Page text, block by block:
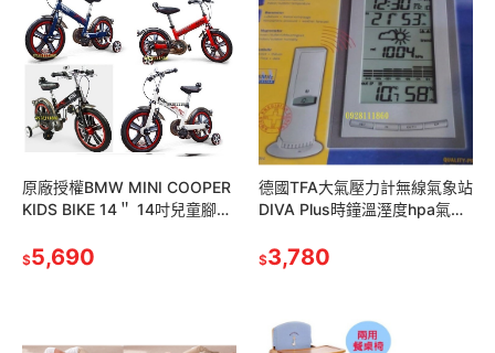
原廠授權BMW MINI COOPER
KIDS BIKE 14＂ 14吋兒童腳踏
色
$5,690
德國TFA大氣壓力計無線氣象站
DIVA Plus時鐘溫溼度hpa氣象
外溫濕度溫度
$3,780